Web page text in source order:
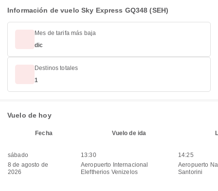
Información de vuelo Sky Express GQ348 (SEH)
Mes de tarifa más baja
dic
Destinos totales
1
Vuelo de hoy
Fecha Vuelo de ida
sábado
8 de agosto de
2026
13:30
Aeropuerto Internacional
Eleftherios Venizelos
14:25
Aeropuerto
Santorini